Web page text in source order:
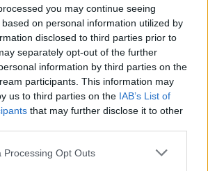
you may continue seeing
on personal information utilized by
disclosed to third parties prior to
separately opt-out of the further
information by third parties on the
participants. This information may
us to third parties on the IAB’s List of
that may further disclose it to other
Processing Opt Outs
-10%